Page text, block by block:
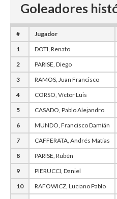
Goleadores
# Jugador
1
DOTI, Renato
2
PARISE, Diego
3
RAMOS, Juan Francisco
4
CORSO, Víctor Luis
5
CASADO, Pablo Alejandro
6
MUNDO, Francisco Damián
7
CAFFERATA, Andrés Matías
8
PARISE, Rubén
9
PIERUCCI, Daniel
10
RAFOWICZ, Luciano Pablo